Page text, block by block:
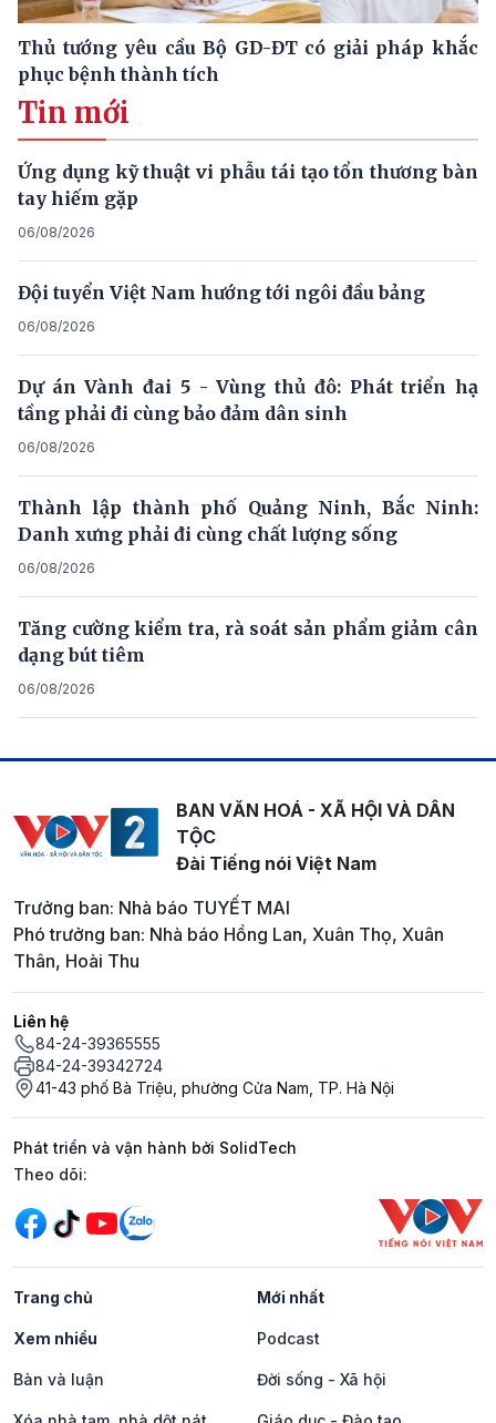
Thủ tướng yêu cầu Bộ GD-ĐT có giải pháp khắc
phục bệnh thành tích
Tin mới
Ứng dụng kỹ thuật vi phẫu tái tạo tổn thương bàn
tay hiếm gặp
06/08/2026
Đội tuyển Việt Nam hướng tới ngôi đầu bảng
06/08/2026
Dự án Vành đai 5 - Vùng thủ đô: Phát triển hạ
tầng phải đi cùng bảo đảm dân sinh
06/08/2026
Thành lập thành phố Quảng Ninh, Bắc Ninh:
Danh xưng phải đi cùng chất lượng sống
06/08/2026
Tăng cường kiểm tra, rà soát sản phẩm giảm cân
dạng bút tiêm
06/08/2026
BAN VĂN HOÁ - XÃ HỘI VÀ DÂN
TỘC
Đài Tiếng nói Việt Nam
Trưởng ban: Nhà báo TUYẾT MAI
Phó trưởng ban: Nhà báo Hồng Lan, Xuân Thọ, Xuân
Thân, Hoài Thu
Liên hệ
84-24-39365555
84-24-39342724
41-43 phố Bà Triệu, phường Cửa Nam, TP. Hà Nội
Phát triển và vận hành bởi SolidTech
Mạng xã hội
Theo dõi:
Trang chủ Mới nhất
Xem nhiều Podcast
Bàn và luận Đời sống - Xã hội